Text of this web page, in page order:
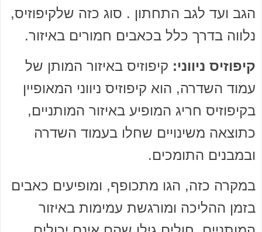
הגב ועד לגב התחתון . סוג כזה שלקיפוזיס,
נלווה בדרך כלל בכאבים חמורים באיזור.
קיפוזיס ניווני: קיפוזיס באיזור המותן של
עמוד השדרה, הוא קיפוזיס ניווני המאופיין
בקיפוזיס חריג המופיע באיזור המותניים,
כתוצאה משינויים שחלו בעמוד השדרה
ובמבנים התומכים.
במקרה כזה, הגו מתכופף, ומופיעים כאבים
בזמן ההליכה ומורגשת עמימות באיזור